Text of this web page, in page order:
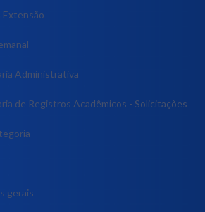
Extensão
Administrativa
de Registros Acadêmicos - Solicitações
gerais